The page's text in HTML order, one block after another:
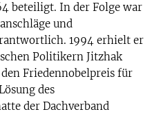
beteiligt. In der Folge war
und
1994 erhielt er
Politikern Jitzhak
Friedennobelpreis für
des
der Dachverband